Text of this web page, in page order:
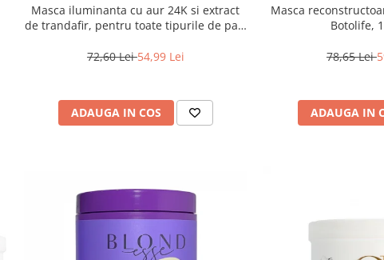
Masca iluminanta cu aur 24K si extract
de trandafir, pentru toate tipurile de par,
72,60 Lei54,99 Lei
ADAUGA IN COS
Masca
Botolife,
78,65 Lei
ADAUGA IN